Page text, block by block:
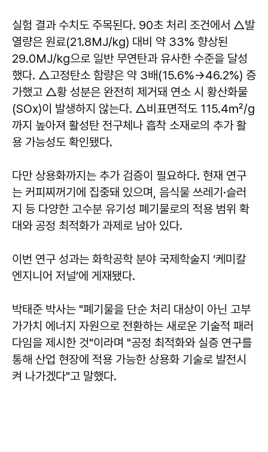
실험 결과 수치도 주목된다. 90초 처리 조건에서 △발
열량은 원료(21.8MJ/kg) 대비 약 33% 향상된
29.0MJ/kg으로 일반 무연탄과 유사한 수준을 달성
했다. △고정탄소 함량은 약 3배(15.6%→46.2%) 증
가했고 △황 성분은 완전히 제거돼 연소 시 황산화물
(SOx)이 발생하지 않는다. △비표면적도 115.4㎡/g
까지 높아져 활성탄 전구체나 흡착 소재로의 추가 활
용 가능성도 확인됐다.
다만 상용화까지는 추가 검증이 필요하다. 현재 연구
는 커피찌꺼기에 집중돼 있으며, 음식물 쓰레기·슬러
지 등 다양한 고수분 유기성 폐기물로의 적용 범위 확
대와 공정 최적화가 과제로 남아 있다.
이번 연구 성과는 화학공학 분야 국제학술지 ‘케미칼
엔지니어 저널’에 게재됐다.
박태준 박사는 "폐기물을 단순 처리 대상이 아닌 고부
가가치 에너지 자원으로 전환하는 새로운 기술적 패러
다임을 제시한 것"이라며 "공정 최적화와 실증 연구를
통해 산업 현장에 적용 가능한 상용화 기술로 발전시
켜 나가겠다"고 말했다.